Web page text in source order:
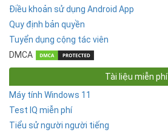
Điều khoản sử dụng Android App
Quy định bản quyền
Tuyển dụng cộng tác viên
DMCA
Tài liệu miễn phí
Máy tính Windows 11
Test IQ miễn phí
Tiểu sử người người tiếng